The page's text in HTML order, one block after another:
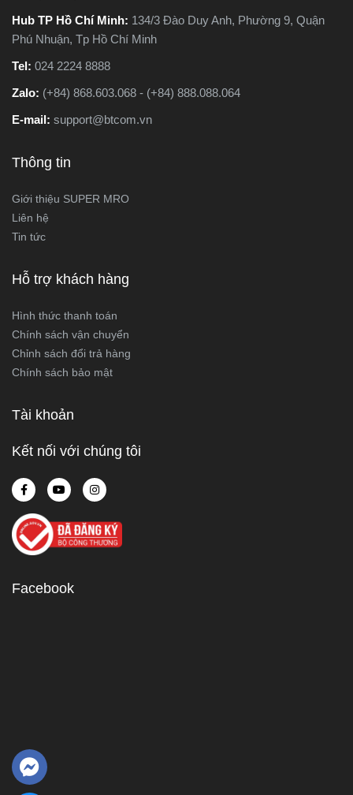
Hub TP Hồ Chí Minh: 134/3 Đào Duy Anh, Phường 9, Quận
Phú Nhuận, Tp Hồ Chí Minh
Tel: 024 2224 8888
Zalo: (+84) 868.603.068 - (+84) 888.088.064
E-mail: support@btcom.vn
Thông tin
Giới thiệu SUPER MRO
Liên hệ
Tin tức
Hỗ trợ khách hàng
Hình thức thanh toán
Chính sách vận chuyển
Chỉnh sách đổi trả hàng
Chính sách bảo mật
Tài khoản
Kết nối với chúng tôi
Facebook